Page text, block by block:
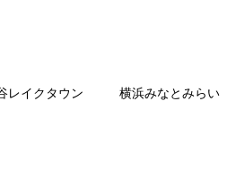
レイクタウン 横浜みなとみらい